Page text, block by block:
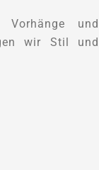
Vorhänge und
wir Stil und